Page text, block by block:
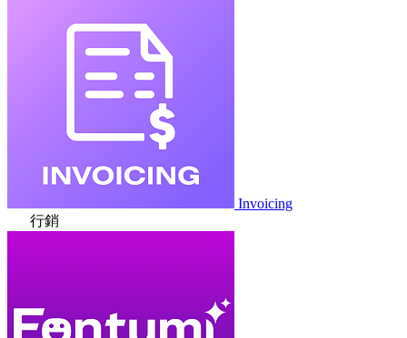
Invoicing
行銷